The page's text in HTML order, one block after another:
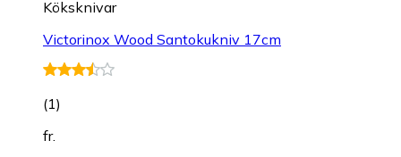
Köksknivar
Victorinox Wood Santokukniv 17cm
(1)
fr.